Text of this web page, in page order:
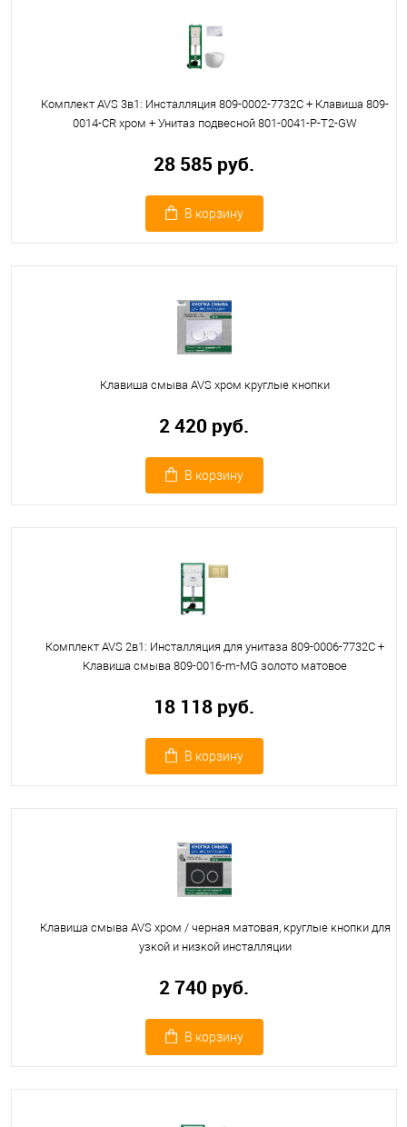
Комплект AVS 3в1: Инсталляция 809-0002-7732C + Клавиша 809-
0014-CR хром + Унитаз подвесной 801-0041-P-T2-GW
28 585 руб.
В корзину
Клавиша смыва AVS хром круглые кнопки
2 420 руб.
В корзину
Комплект AVS 2в1: Инсталляция для унитаза 809-0006-7732C +
Клавиша смыва 809-0016-m-MG золото матовое
18 118 руб.
В корзину
Клавиша смыва AVS хром / черная матовая, круглые кнопки для
узкой и низкой инсталляции
2 740 руб.
В корзину